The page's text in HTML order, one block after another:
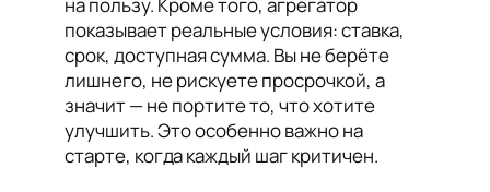
показывает реальные условия: ставка,
срок, доступная сумма. Вы не берёте
лишнего, не рискуете просрочкой, а
значит — не портите то, что хотите
улучшить. Это особенно важно на
старте, когда каждый шаг критичен.